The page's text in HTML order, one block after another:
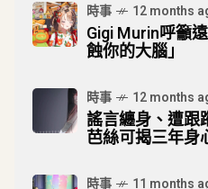
時事 12 months
Gigi Murin呼籲
蝕你的大腦」
時事 12 months
謠言纏身、遭跟
芭絲可揭三年身
時事 11 months